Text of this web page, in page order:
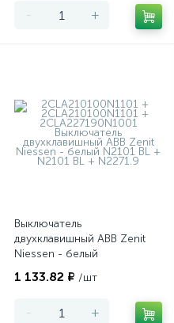
- +
Выключатель
двухклавишный ABB Zenit
Niessen - белый
1 133.82 ₽ /шт
- +